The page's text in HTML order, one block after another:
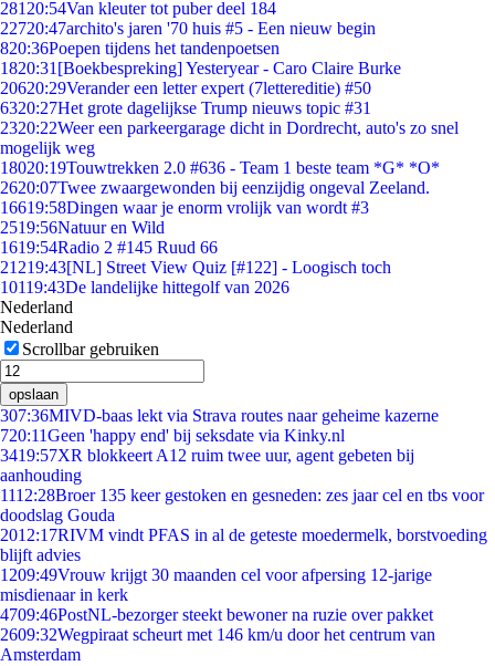
281 20:54Van kleuter tot puber deel 184
22720:47archito's jaren '70 huis #5 - Een nieuw begin
820:36Poepen tijdens het tandenpoetsen
1820:31 [Boekbespreking] Yesteryear - Caro Claire Burke
20620:29Verander een letter expert (7lettereditie) #50
6320:27Het grote dagelijkse Trump nieuws topic #31
2320:22Weer een parkeergarage dicht in Dordrecht, auto's zo snel
mogelijk weg
18020:19Touwtrekken 2.0 #636 - Team 1 beste team *G* *O*
2620:07Twee zwaargewonden bij eenzijdig ongeval Zeeland.
16619:58Dingen waar je enorm vrolijk van wordt #3
2519:56Natuur en Wild
1619:54Radio 2 #145 Ruud 66
21219:43[NL] Street View Quiz [#122] - Loogisch toch
10119:43De landelijke hittegolf van 2026
Nederland
Nederland
Scrollbar gebruiken
opslaan
307:36MIVD-baas lekt via Strava routes naar geheime kazerne
720:11Geen 'happy end' bij seksdate via Kinky.nl
3419:57XR blokkeert A12 ruim twee uur, agent gebeten bij
aanhouding
1112:28Broer 135 keer gestoken en gesneden: zes jaar cel en tbs voor
doodslag Gouda
2012:17RIVM vindt PFAS in al de geteste moedermelk, borstvoeding
blijft advies
1209:49Vrouw krijgt 30 maanden cel voor afpersing 12-jarige
misdienaar in kerk
4709:46PostNL-bezorger steekt bewoner na ruzie over pakket
2609:32Wegpiraat scheurt met 146 km/u door het centrum van
Amsterdam